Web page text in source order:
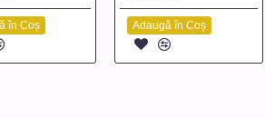
în Coș Adaugă în Coș